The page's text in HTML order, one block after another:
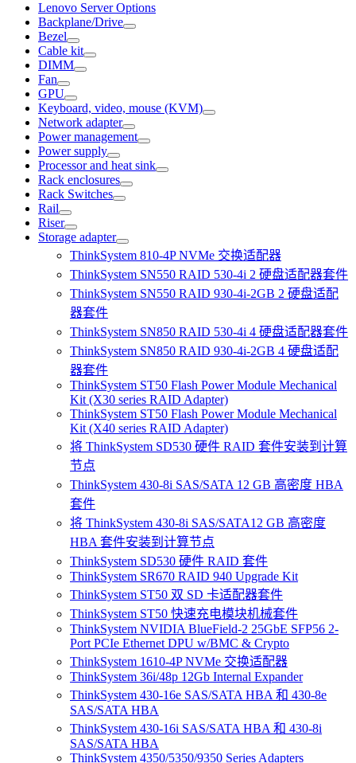
Lenovo Server Options
Backplane/Drive
Bezel
Cable kit
DIMM
Fan
GPU
Keyboard, video, mouse (KVM)
Network adapter
Power management
Power supply
Processor and heat sink
Rack enclosures
Rack Switches
Rail
Riser
Storage adapter
ThinkSystem 810-4P NVMe 交换适配器
ThinkSystem SN550 RAID 530-4i 2 硬盘适配器套件
ThinkSystem SN550 RAID 930-4i-2GB 2 硬盘适配
器套件
ThinkSystem SN850 RAID 530-4i 4 硬盘适配器套件
ThinkSystem SN850 RAID 930-4i-2GB 4 硬盘适配
器套件
ThinkSystem ST50 Flash Power Module Mechanical
Kit (X30 series RAID Adapter)
ThinkSystem ST50 Flash Power Module Mechanical
Kit (X40 series RAID Adapter)
将 ThinkSystem SD530 硬件 RAID 套件安装到计算
节点
ThinkSystem 430-8i SAS/SATA 12 GB 高密度 HBA
套件
将 ThinkSystem 430-8i SAS/SATA12 GB 高密度
HBA 套件安装到计算节点
ThinkSystem SD530 硬件 RAID 套件
ThinkSystem SR670 RAID 940 Upgrade Kit
ThinkSystem ST50 双 SD 卡适配器套件
ThinkSystem ST50 快速充电模块机械套件
ThinkSystem NVIDIA BlueField-2 25GbE SFP56 2-
Port PCIe Ethernet DPU w/BMC & Crypto
ThinkSystem 1610-4P NVMe 交换适配器
ThinkSystem 36i/48p 12Gb Internal Expander
ThinkSystem 430-16e SAS/SATA HBA 和 430-8e
SAS/SATA HBA
ThinkSystem 430-16i SAS/SATA HBA 和 430-8i
SAS/SATA HBA
ThinkSystem 4350/5350/9350 Series Adapters